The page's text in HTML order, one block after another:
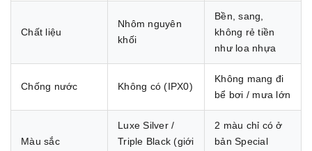
Chất liệu
Nhôm nguyên
khối
Bền, sang,
không rẻ tiền
như loa nhựa
Chống nước Không có (IPX0)
Không mang đi
bể bơi / mưa lớn
Màu sắc
Luxe Silver /
Triple Black (giới
2 màu chỉ có ở
bản Special